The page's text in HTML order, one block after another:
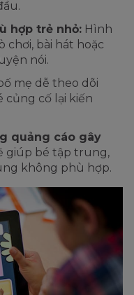
hợp trẻ nhỏ: Hình
chơi, bài hát hoặc
nói.
mẹ dễ theo dõi
củng cố lại kiến
quảng cáo gây
giúp bé tập trung,
không phù hợp.